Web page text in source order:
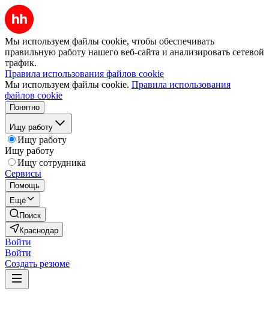
Мы используем файлы cookie, чтобы обеспечивать
правильную работу нашего веб-сайта и анализировать сетевой
трафик.
Правила использования файлов cookie
Мы используем файлы cookie. Правила использования
файлов cookie
Понятно
Ищу работу
Ищу работу
Ищу работу
Ищу сотрудника
Сервисы
Помощь
Ещё
Поиск
Краснодар
Войти
Войти
Создать резюме